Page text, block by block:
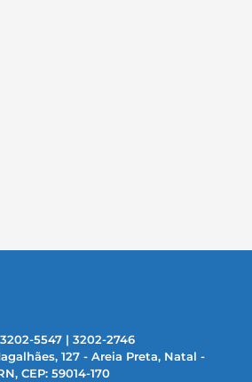
5547 | 3202-2746
127 - Areia Preta, Natal -
CEP: 59014-170